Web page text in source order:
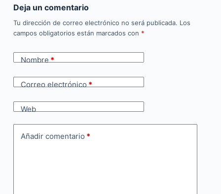
Deja un comentario
Tu dirección de correo electrónico no será publicada. Los
campos obligatorios están marcados con *
Nombre*
Correo electrónico*
Web
Añadir comentario *